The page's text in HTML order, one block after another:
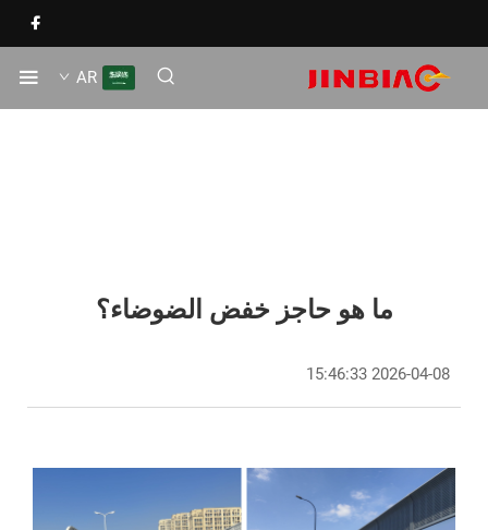
AR
ما هو حاجز خفض الضوضاء؟
2026-04-08 15:46:33